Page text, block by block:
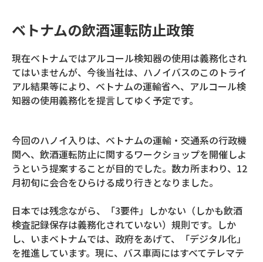
ベトナムの飲酒運転防止政策
現在ベトナムではアルコール検知器の使用は義務化され
てはいませんが、今後当社は、ハノイバスのこのトライ
アル結果等により、ベトナムの運輸省へ、アルコール検
知器の使用義務化を提言してゆく予定です。
今回のハノイ入りは、ベトナムの運輸・交通系の行政機
関へ、飲酒運転防止に関するワークショップを開催しよ
うという提案することが目的でした。数カ所まわり、12
月初旬に会合をひらける成り行きとなりました。
日本では残念ながら、「3要件」しかない（しかも飲酒
検査記録保存は義務化されていない）規則です。しか
し、いまベトナムでは、政府をあげて、「デジタル化」
を推進しています。現に、バス車両にはすべてテレマテ